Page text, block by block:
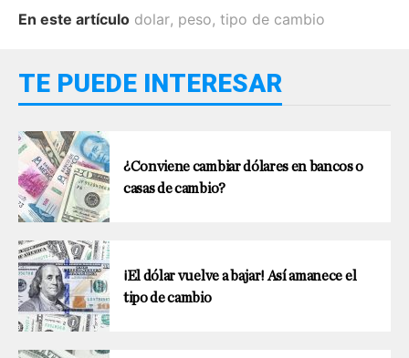
En este artículo dolar, peso, tipo de cambio
TE PUEDE INTERESAR
¿Conviene cambiar dólares en bancos o
casas de cambio?
¡El dólar vuelve a bajar! Así amanece el
tipo de cambio